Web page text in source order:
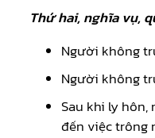
Thứ hai, nghĩa vụ,
Người không
Người không
Sau khi ly
đến việc trông